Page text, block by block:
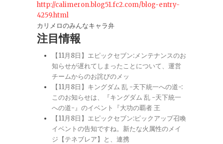
http://calimeron.blog51.fc2.com/blog-entry-
4259.html
カリメロのみんなキャラ弁
注目情報
【11月8日】エピックセブン:メンテナンスのお
知らせが遅れてしまったことについて、運営
チームからのお詫びのメッ
【11月8日】キングダム 乱 -天下統一への道-:
このお知らせは、『キングダム 乱 -天下統一
への道-』のイベント『大功の覇者 王
【11月8日】エピックセブン:ピックアップ召喚
イベントの告知ですね。新たな火属性のメイ
ジ【テネブレア】と、連携